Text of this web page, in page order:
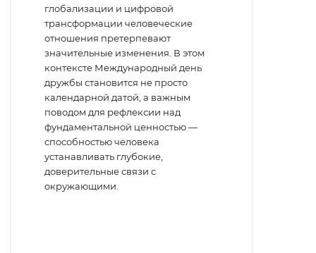
глобализации и цифровой
трансформации человеческие
отношения претерпевают
значительные изменения. В этом
контексте Международный день
дружбы становится не просто
календарной датой, а важным
поводом для рефлексии над
фундаментальной ценностью —
способностью человека
устанавливать глубокие,
доверительные связи с
окружающими.